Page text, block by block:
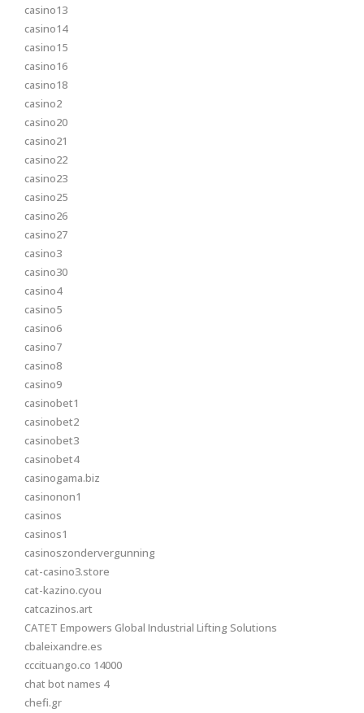
casino13
casino14
casino15
casino16
casino18
casino2
casino20
casino21
casino22
casino23
casino25
casino26
casino27
casino3
casino30
casino4
casino5
casino6
casino7
casino8
casino9
casinobet1
casinobet2
casinobet3
casinobet4
casinogama.biz
casinonon1
casinos
casinos1
casinoszondervergunning
cat-casino3.store
cat-kazino.cyou
catcazinos.art
CATET Empowers Global Industrial Lifting Solutions
cbaleixandre.es
cccituango.co 14000
chat bot names 4
chefi.gr